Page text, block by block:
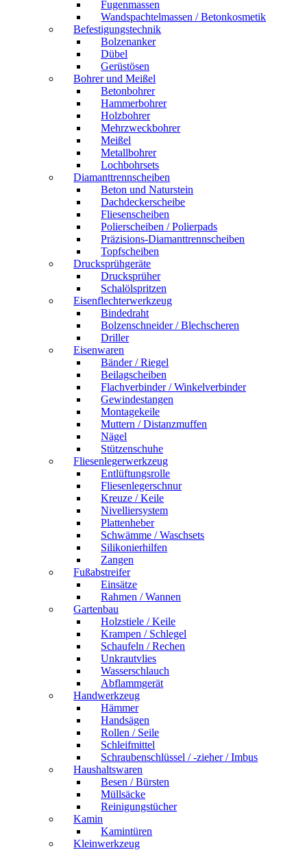
Fugenmassen
Wandspachtelmassen / Betonkosmetik
Befestigungstechnik
Bolzenanker
Dübel
Gerüstösen
Bohrer und Meißel
Betonbohrer
Hammerbohrer
Holzbohrer
Mehrzweckbohrer
Meißel
Metallbohrer
Lochbohrsets
Diamanttrennscheiben
Beton und Naturstein
Dachdeckerscheibe
Fliesenscheiben
Polierscheiben / Polierpads
Präzisions-Diamanttrennscheiben
Topfscheiben
Drucksprühgeräte
Drucksprüher
Schalölspritzen
Eisenflechterwerkzeug
Bindedraht
Bolzenschneider / Blechscheren
Driller
Eisenwaren
Bänder / Riegel
Beilagscheiben
Flachverbinder / Winkelverbinder
Gewindestangen
Montagekeile
Muttern / Distanzmuffen
Nägel
Stützenschuhe
Fliesenlegerwerkzeug
Entlüftungsrolle
Fliesenlegerschnur
Kreuze / Keile
Nivelliersystem
Plattenheber
Schwämme / Waschsets
Silikonierhilfen
Zangen
Fußabstreifer
Einsätze
Rahmen / Wannen
Gartenbau
Holzstiele / Keile
Krampen / Schlegel
Schaufeln / Rechen
Unkrautvlies
Wasserschlauch
Abflammgerät
Handwerkzeug
Hämmer
Handsägen
Rollen / Seile
Schleifmittel
Schraubenschlüssel / -zieher / Imbus
Haushaltswaren
Besen / Bürsten
Müllsäcke
Reinigungstücher
Kamin
Kamintüren
Kleinwerkzeug